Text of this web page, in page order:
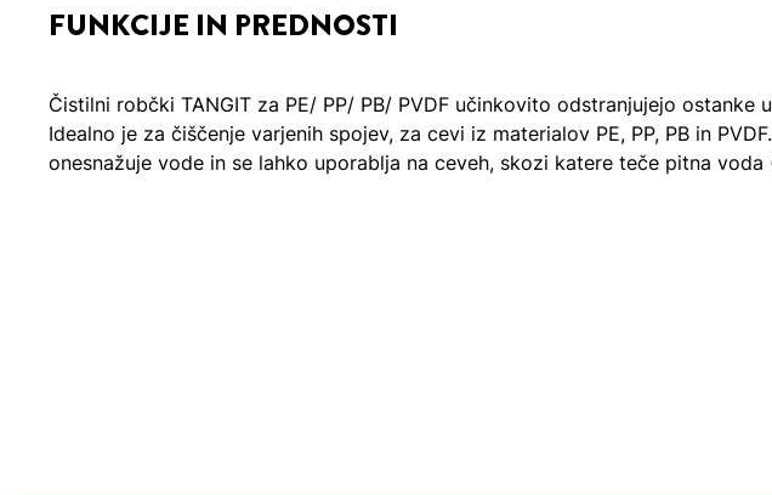
FUNKCIJE IN PREDNOSTI
Čistilni robčki TANGIT za PE/ PP/ PB/ PVDF učinkovito odstranjujejo ostanke
Idealno je za čiščenje varjenih spojev, za cevi iz materialov PE, PP, PB in
onesnažuje vode in se lahko uporablja na ceveh, skozi katere teče pitna voda